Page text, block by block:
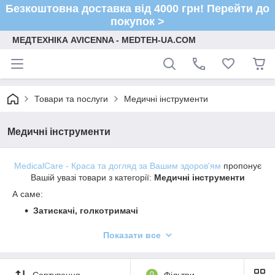
Безкоштовна доставка від 4000 грн! Перейти до
покупок >
МЕДТЕХНІКА AVICENNA - MEDTEH-UA.COM
Товари та послуги Медичні інструменти
Медичні інструменти
MedicalCare - Краса та догляд за Вашим здоров'ям пропонує
Вашій увазі товари з категорії: Медичні інструменти
А саме:
Затискачі, голкотримачі
Пінцети медичні
Показати все